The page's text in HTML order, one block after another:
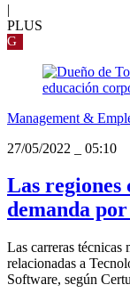
|
PLUS
G
Management &
27/05/2022
05:10
Las
demanda
Las carreras técnicas
relacionadas a
Software, según